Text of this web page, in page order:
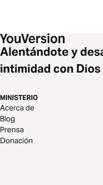
Alentándote y
intimidad con Dios
MINISTERIO
Acerca de
Blog
Prensa
Donación